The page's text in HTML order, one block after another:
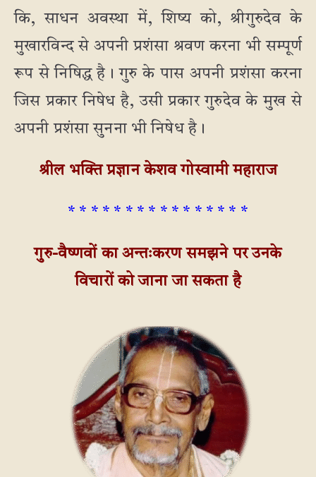
कि, साधन अवस्था में, शिष्य को, श्रीगुरुदेव के
मुखारविन्द से अपनी प्रशंसा श्रवण करना भी सम्पूर्ण
रूप से निषिद्ध है। गुरु के पास अपनी प्रशंसा करना
जिस प्रकार निषेध है, उसी प्रकार गुरुदेव के मुख से
अपनी प्रशंसा सुनना भी निषेध है।
श्रील भक्ति प्रज्ञान केशव गोस्वामी महाराज
* * * * * * * * * * * * * * * *
गुरु-वैष्णवों का अन्तःकरण समझने पर उनके
विचारों को जाना जा सकता है